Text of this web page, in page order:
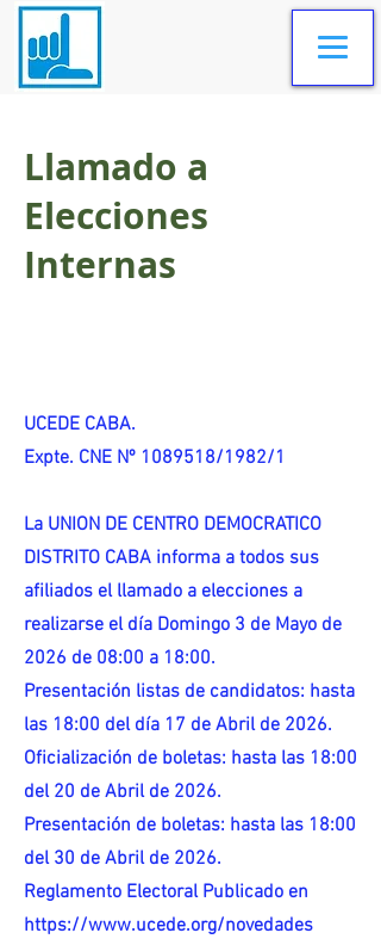
Llamado a
Elecciones
Internas
UCEDE CABA.
Expte. CNE Nº 1089518/1982/1
La UNION DE CENTRO DEMOCRATICO
DISTRITO CABA informa a todos sus
afiliados el llamado a elecciones a
realizarse el día Domingo 3 de Mayo de
2026 de 08:00 a 18:00.
Presentación listas de candidatos: hasta
las 18:00 del día 17 de Abril de 2026.
Oficialización de boletas: hasta las 18:00
del 20 de Abril de 2026.
Presentación de boletas: hasta las 18:00
del 30 de Abril de 2026.
Reglamento Electoral Publicado en
https://www.ucede.org/novedades